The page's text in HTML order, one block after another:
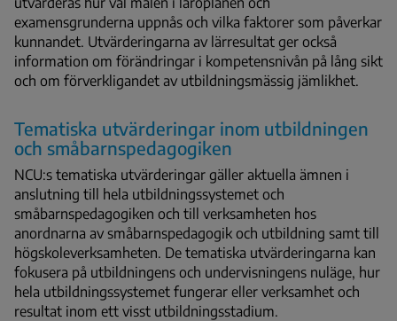
examensgrunderna uppnås och vilka faktorer som påverkar
kunnandet. Utvärderingarna av lärresultat ger också
information om förändringar i kompetensnivån på lång sikt
och om förverkligandet av utbildningsmässig jämlikhet.
Tematiska utvärderingar inom utbildningen
och småbarnspedagogiken
NCU:s tematiska utvärderingar gäller aktuella ämnen i
anslutning till hela utbildningssystemet och
småbarnspedagogiken och till verksamheten hos
anordnarna av småbarnspedagogik och utbildning samt till
högskoleverksamheten. De tematiska utvärderingarna kan
fokusera på utbildningens och undervisningens nuläge, hur
hela utbildningssystemet fungerar eller verksamhet och
resultat inom ett visst utbildningsstadium.